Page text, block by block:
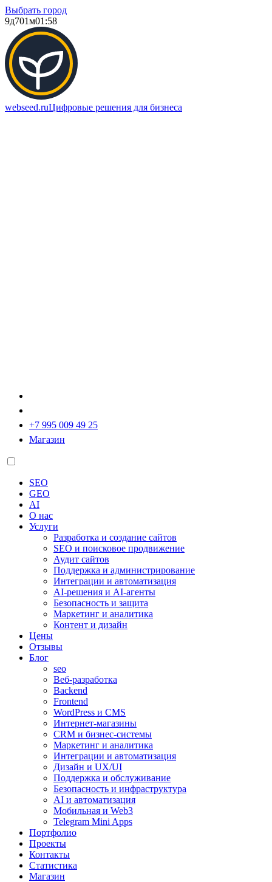
Выбрать город
9д701м01:58
webseed.ruЦифровые решения для бизнеса
+7 995 009 49 25
Магазин
SEO
GEO
AI
О нас
Услуги
Разработка и создание сайтов
SEO и поисковое продвижение
Аудит сайтов
Поддержка и администрирование
Интеграции и автоматизация
AI-решения и AI-агенты
Безопасность и защита
Маркетинг и аналитика
Контент и дизайн
Цены
Отзывы
Блог
seo
Веб-разработка
Backend
Frontend
WordPress и CMS
Интернет-магазины
CRM и бизнес-системы
Маркетинг и аналитика
Интеграции и автоматизация
Дизайн и UX/UI
Поддержка и обслуживание
Безопасность и инфраструктура
AI и автоматизация
Мобильная и Web3
Telegram Mini Apps
Портфолио
Проекты
Контакты
Статистика
Магазин